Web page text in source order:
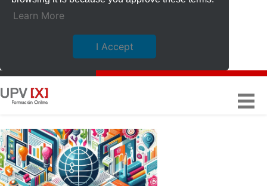
Learn More
I Accept